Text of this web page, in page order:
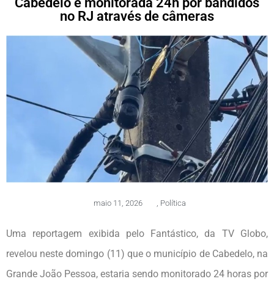
no RJ através de câmeras
maio 11, 2026 Política
Uma reportagem exibida pelo Fantástico, da TV Globo,
revelou neste domingo (11) que o município de Cabedelo, na
Grande João Pessoa, estaria sendo monitorado 24 horas por